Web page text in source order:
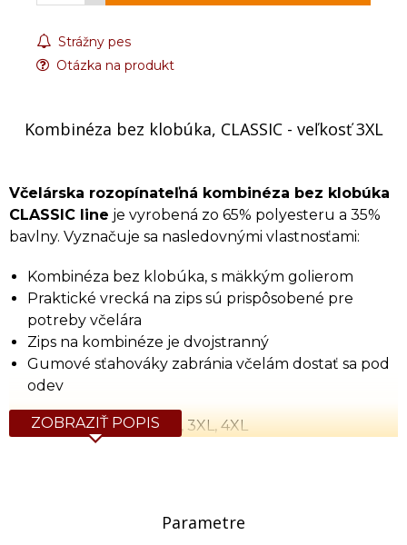
Strážny pes
Otázka na produkt
Kombinéza bez klobúka, CLASSIC - veľkosť 3XL
Včelárska rozopínateľná kombinéza bez klobúka
CLASSIC line je vyrobená zo 65% polyesteru a 35%
bavlny. Vyznačuje sa nasledovnými vlastnosťami:
Kombinéza bez klobúka, s mäkkým golierom
Praktické vrecká na zips sú prispôsobené pre
potreby včelára
Zips na kombinéze je dvojstranný
Gumové sťahováky zabránia včelám dostať sa pod
odev
Veľkosti:S, M, L, XL, 2XL, 3XL, 4XL
88-92
ZOBRAZIŤ POPIS
Parametre